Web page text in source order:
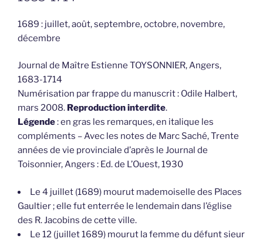
1689 : juillet, août, septembre, octobre, novembre,
décembre
Journal de Maître Estienne TOYSONNIER, Angers,
1683-1714
Numérisation par frappe du manuscrit : Odile Halbert,
mars 2008. Reproduction interdite.
Légende: en gras les remarques, en italique les
compléments – Avec les notes de Marc Saché, Trente
années de vie provinciale d’après le Journal de
Toisonnier, Angers : Ed. de L’Ouest, 1930
Le 4 juillet (1689) mourut mademoiselle des Places
Gaultier ; elle fut enterrée le lendemain dans l’église
des R. Jacobins de cette ville.
Le 12 (juillet 1689) mourut la femme du défunt sieur